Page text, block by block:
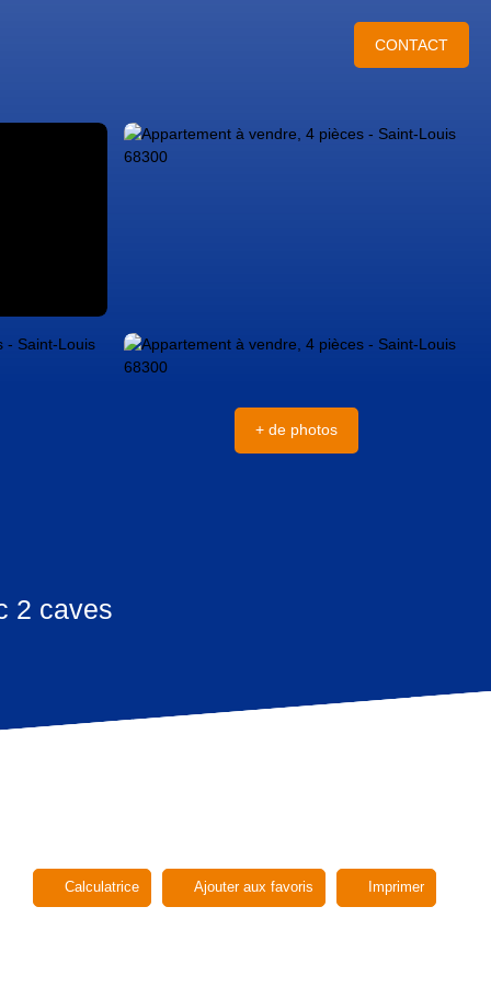
CONTACT
+ de photos
2 caves
Calculatrice Ajouter aux favoris Imprimer